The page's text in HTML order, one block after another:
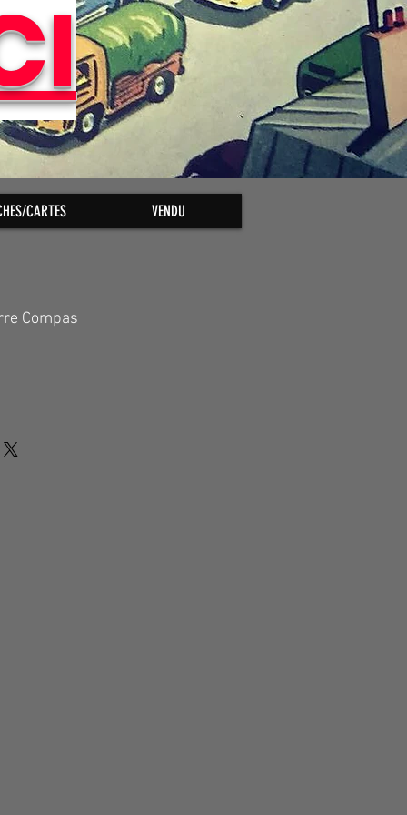
Compas
CARTES VENDU